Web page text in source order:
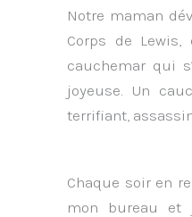
Notre maman
Corps de
cauchemar qui
joyeuse. Un
terrifiant,
Chaque soir en
mon bureau et